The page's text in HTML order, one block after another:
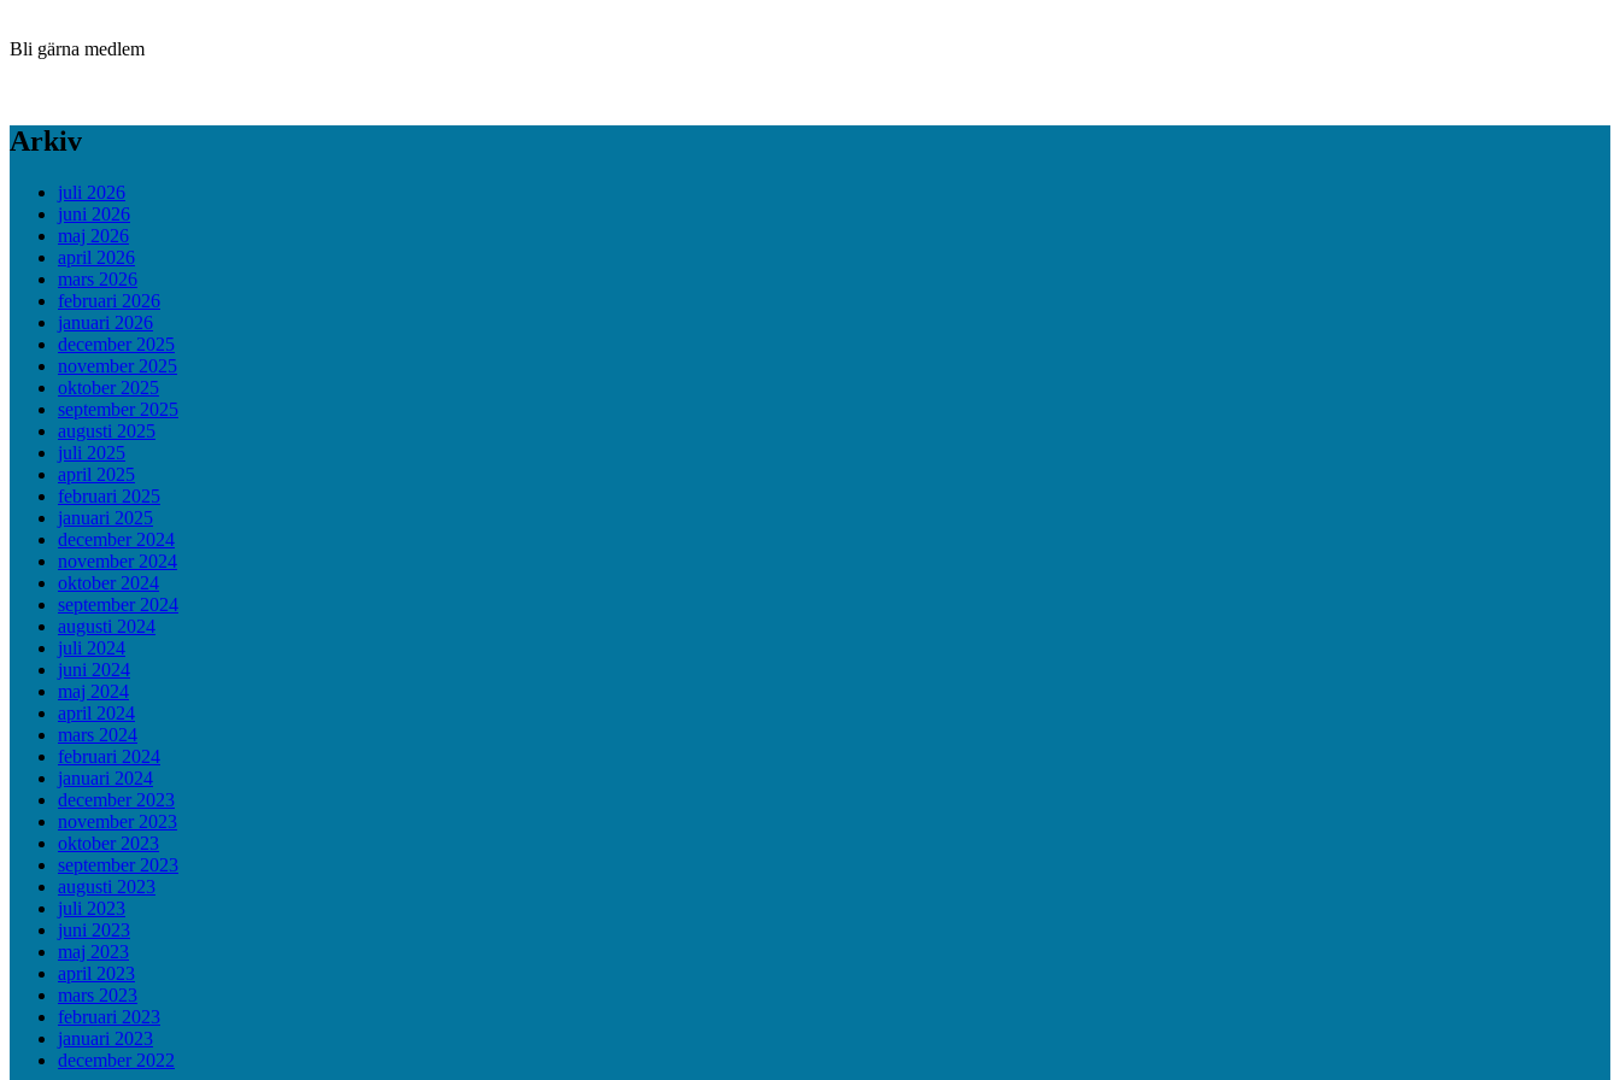
Bli gärna medlem
Arkiv
juli 2026
juni 2026
maj 2026
april 2026
mars 2026
februari 2026
januari 2026
december 2025
november 2025
oktober 2025
september 2025
augusti 2025
juli 2025
april 2025
februari 2025
januari 2025
december 2024
november 2024
oktober 2024
september 2024
augusti 2024
juli 2024
juni 2024
maj 2024
april 2024
mars 2024
februari 2024
januari 2024
december 2023
november 2023
oktober 2023
september 2023
augusti 2023
juli 2023
juni 2023
maj 2023
april 2023
mars 2023
februari 2023
januari 2023
december 2022